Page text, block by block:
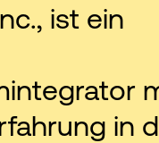
ist ein
in